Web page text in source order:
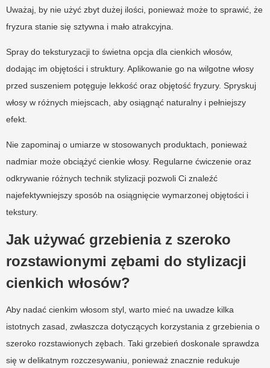
Uważaj, by nie użyć zbyt dużej ilości, ponieważ może to sprawić, że
fryzura stanie się sztywna i mało atrakcyjna.
Spray do teksturyzacji to świetna opcja dla cienkich włosów,
dodając im objętości i struktury. Aplikowanie go na wilgotne włosy
przed suszeniem potęguje lekkość oraz objętość fryzury. Spryskuj
włosy w różnych miejscach, aby osiągnąć naturalny i pełniejszy
efekt.
Nie zapominaj o umiarze w stosowanych produktach, ponieważ
nadmiar może obciążyć cienkie włosy. Regularne ćwiczenie oraz
odkrywanie różnych technik stylizacji pozwoli Ci znaleźć
najefektywniejszy sposób na osiągnięcie wymarzonej objętości i
tekstury.
Jak używać grzebienia z szeroko
rozstawionymi zębami do stylizacji
cienkich włosów?
Aby nadać cienkim włosom styl, warto mieć na uwadze kilka
istotnych zasad, zwłaszcza dotyczących korzystania z grzebienia o
szeroko rozstawionych zębach. Taki grzebień doskonale sprawdza
się w delikatnym rozczesywaniu, ponieważ znacznie redukuje